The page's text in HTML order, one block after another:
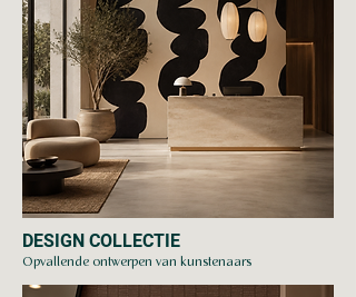
DESIGN COLLECTIE
Opvallende ontwerpen van kunstenaars